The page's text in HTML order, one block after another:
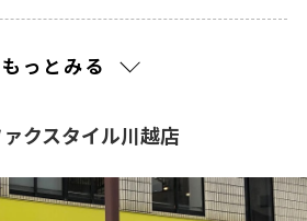
もっとみる
ァクスタイル川越店